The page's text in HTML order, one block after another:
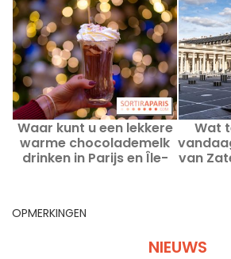
Waar kunt u een lekkere
warme chocolademelk
drinken in Parijs en Île-
Wat
van
OPMERKINGEN
NIEUWS